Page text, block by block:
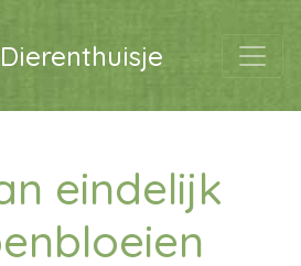
eindelijk